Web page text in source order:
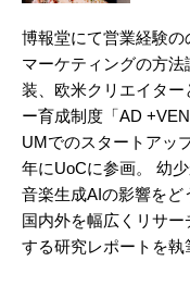
博報堂にて営業経験
マーケティングの方
装、欧米クリエイタ
ー育成制度「AD
UMでのスタートアッ
年にUoCに参画。 幼
音楽生成AIの影響をど
国内外を幅広くリサ
する研究レポートを